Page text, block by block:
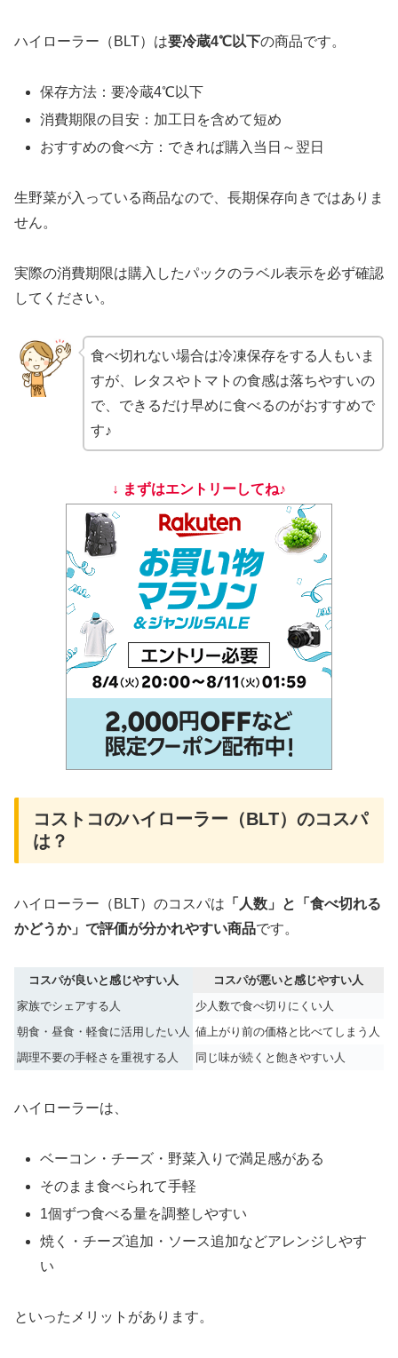
ハイローラー（BLT）は要冷蔵4℃以下の商品です。
保存方法：要冷蔵4℃以下
消費期限の目安：加工日を含めて短め
おすすめの食べ方：できれば購入当日～翌日
生野菜が入っている商品なので、長期保存向きではありま
せん。
実際の消費期限は購入したパックのラベル表示を必ず確認
してください。
食べ切れない場合は冷凍保存をする人もいま
すが、レタスやトマトの食感は落ちやすいの
で、できるだけ早めに食べるのがおすすめで
す♪
↓ まずはエントリーしてね♪
コストコのハイローラー（BLT）のコスパ
は？
ハイローラー（BLT）のコスパは 「人数」と「食べ切れる
かどうか」で評価が分かれやすい商品です。
コスパが良いと感じやすい人
コスパが悪いと感じやすい人
家族でシェアする人
少人数で食べ切りにくい人
朝食・昼食・軽食に活用したい人 値上がり前の価格と比べてしまう人
調理不要の手軽さを重視する人
同じ味が続くと飽きやすい人
ハイローラーは、
ベーコン・チーズ・野菜入りで満足感がある
そのまま食べられて手軽
1個ずつ食べる量を調整しやすい
焼く・チーズ追加・ソース追加などアレンジしやす
い
といったメリットがあります。